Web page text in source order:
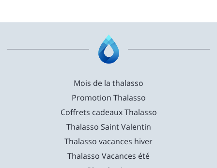
Mois de la thalasso
Promotion Thalasso
Coffrets cadeaux Thalasso
Thalasso Saint Valentin
Thalasso vacances hiver
Thalasso Vacances été